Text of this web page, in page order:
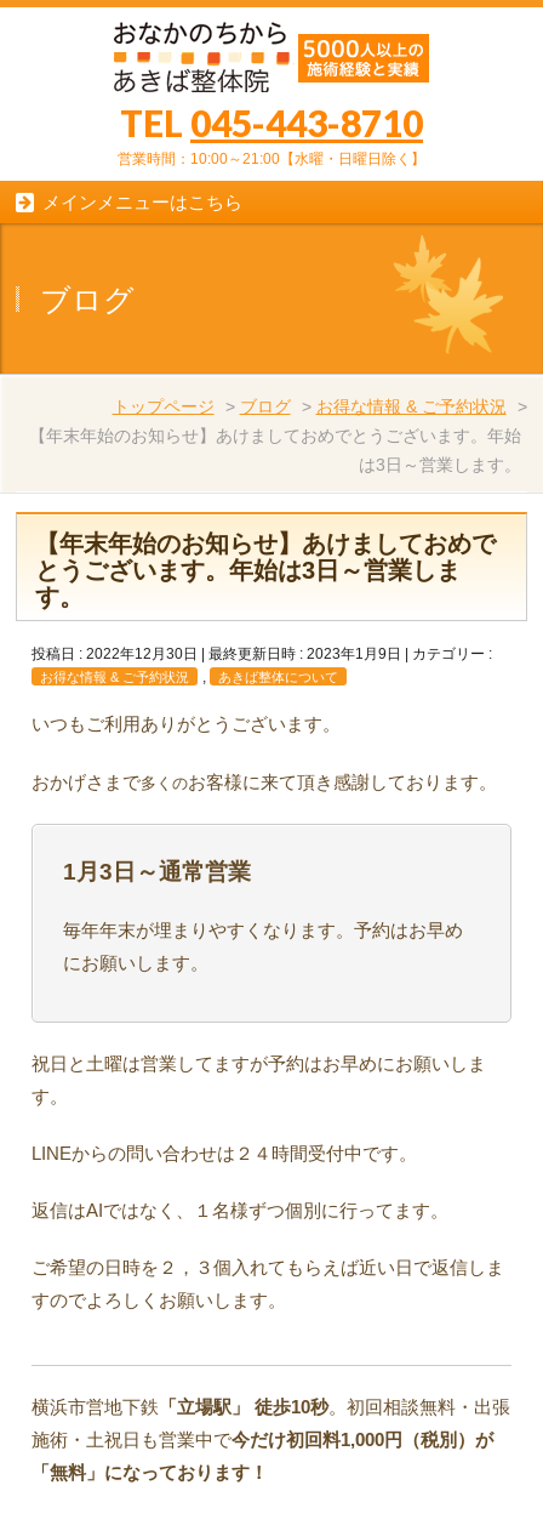
TEL 045-443-8710
営業時間：10:00～21:00【水曜・日曜日除く】
メインメニューはこちら
ブログ
トップページ > ブログ > お得な情報 & ご予約状況
>
【年末年始のお知らせ】あけましておめでとうございます。年始
は3日～営業します。
【年末年始のお知らせ】あけましておめで
とうございます。年始は3日～営業しま
す。
投稿日 : 2022年12月30日 最終更新日時 : 2023年1月9日 カテゴリー :
お得な情報 & ご予約状況 あきば整体について
いつもご利用ありがとうございます。
おかげさまで多くのお客様に来て頂き感謝しております。
1月3日～通常営業
毎年年末が埋まりやすくなります。予約はお早め
にお願いします。
祝日と土曜は営業してますが予約はお早めにお願いしま
す。
LINEからの問い合わせは２４時間受付中です。
返信はAIではなく、１名様ずつ個別に行ってます。
ご希望の日時を２，３個入れてもらえば近い日で返信しま
すのでよろしくお願いします。
横浜市営地下鉄 「立場駅」 徒歩10秒。初回相談無料・出張
施術・土祝日も営業中で今だけ初回料1,000円（税別）が
「無料」になっております！